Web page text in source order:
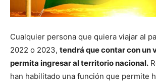
Cualquier persona que quiera viajar al
2022 o 2023, tendrá que contar con un
permita ingresar al territorio nacional.
han habilitado una función que permite